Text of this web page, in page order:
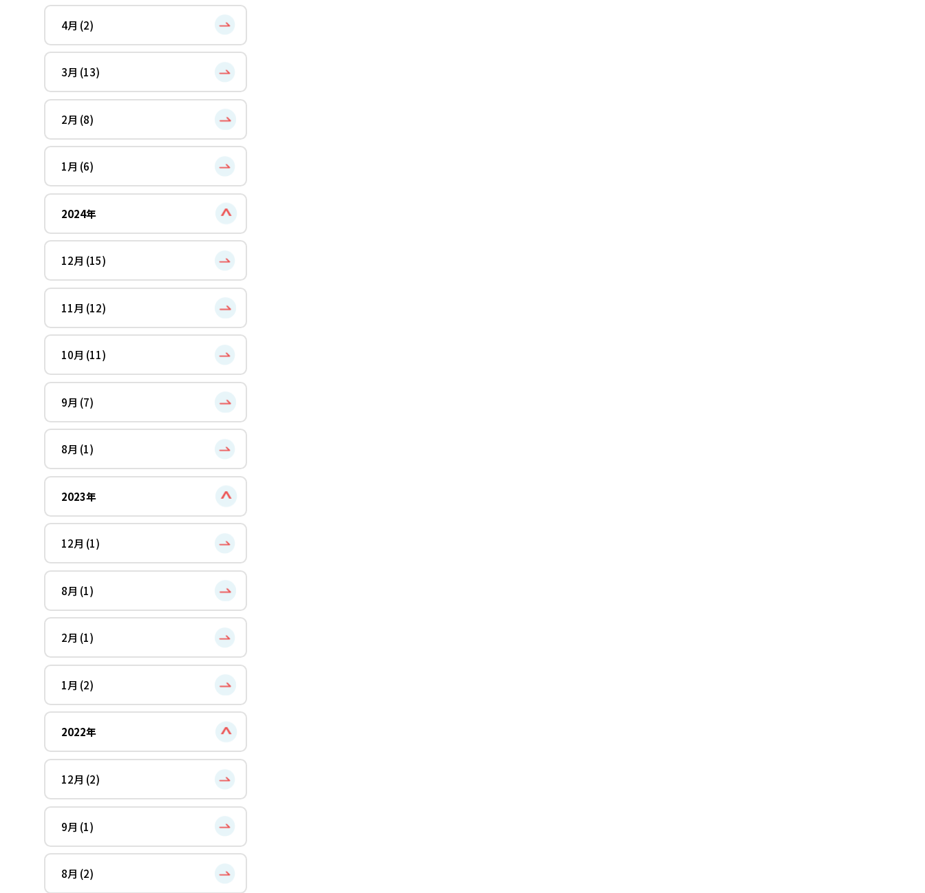
4月 (2)
3月 (13)
2月 (8)
1月 (6)
2024年
12月 (15)
11月 (12)
10月 (11)
9月 (7)
8月 (1)
2023年
12月 (1)
8月 (1)
2月 (1)
1月 (2)
2022年
12月 (2)
9月 (1)
8月 (2)